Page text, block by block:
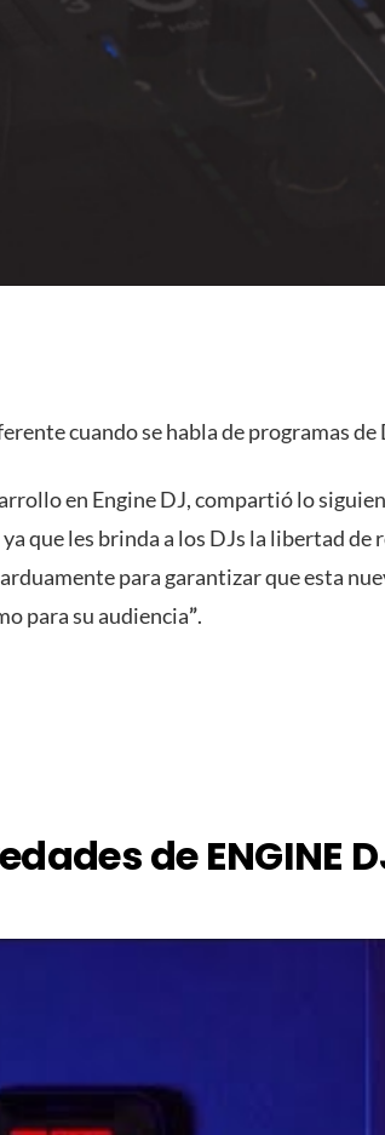
cuando se habla de programas
en Engine DJ, compartió lo
que les brinda a los DJs la libertad
para garantizar que esta
para su audiencia”.
de ENGINE